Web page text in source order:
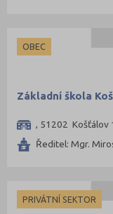
OBEC
Základní škola
, 51202 Košťálov
Ředitel: Mgr.
PRIVÁTNÍ SEKTOR